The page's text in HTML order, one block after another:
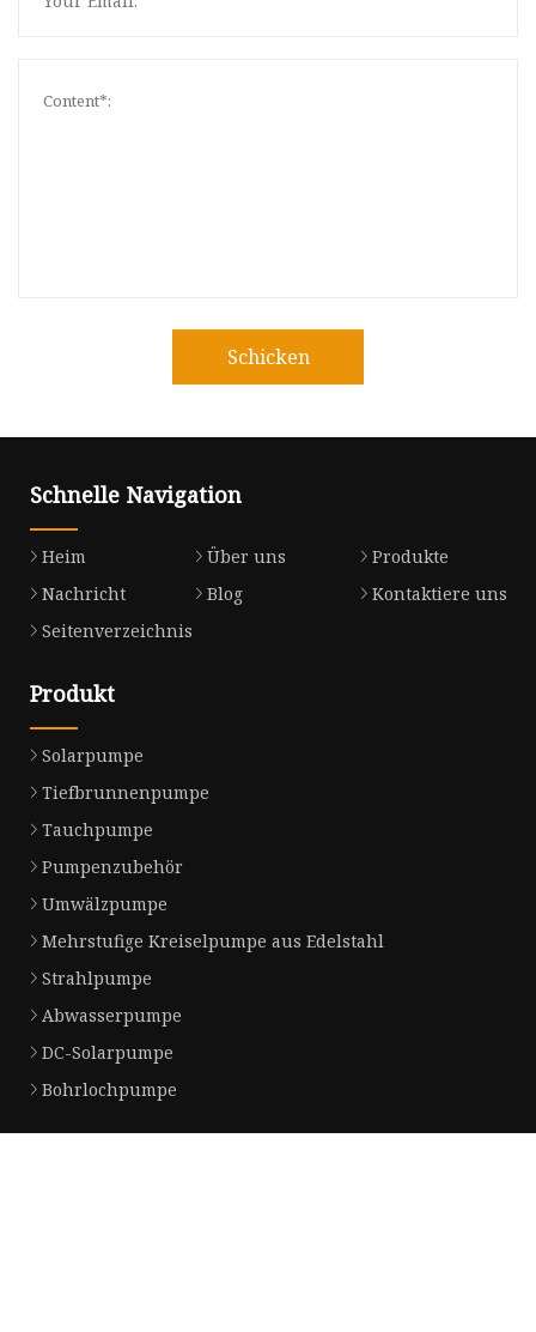
Schicken
Schnelle Navigation
Heim Über uns
Produkte
Nachricht
Blog
Kontaktiere uns
Seitenverzeichnis
Produkt
Solarpumpe
Tiefbrunnenpumpe
Tauchpumpe
Pumpenzubehör
Umwälzpumpe
Mehrstufige Kreiselpumpe aus Edelstahl
Strahlpumpe
Abwasserpumpe
DC-Solarpumpe
Bohrlochpumpe